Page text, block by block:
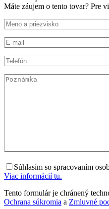
Máte záujem o tento tovar? Pre
Súhlasím so spracovaním
Viac informácií tu.
Tento formulár je chránený
Ochrana súkromia a Zmluvné